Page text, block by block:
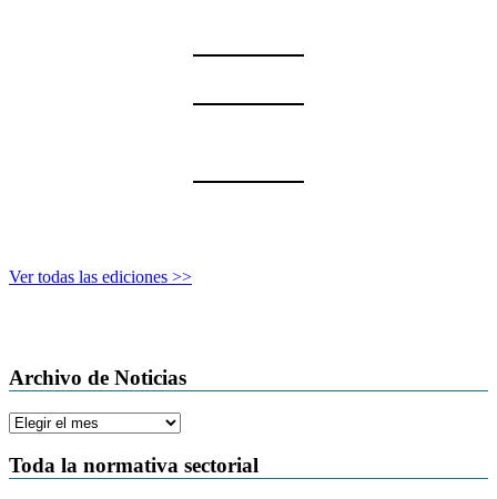
Ver todas las ediciones >>
Archivo de Noticias
Archivo
Noticias
Toda la normativa sectorial